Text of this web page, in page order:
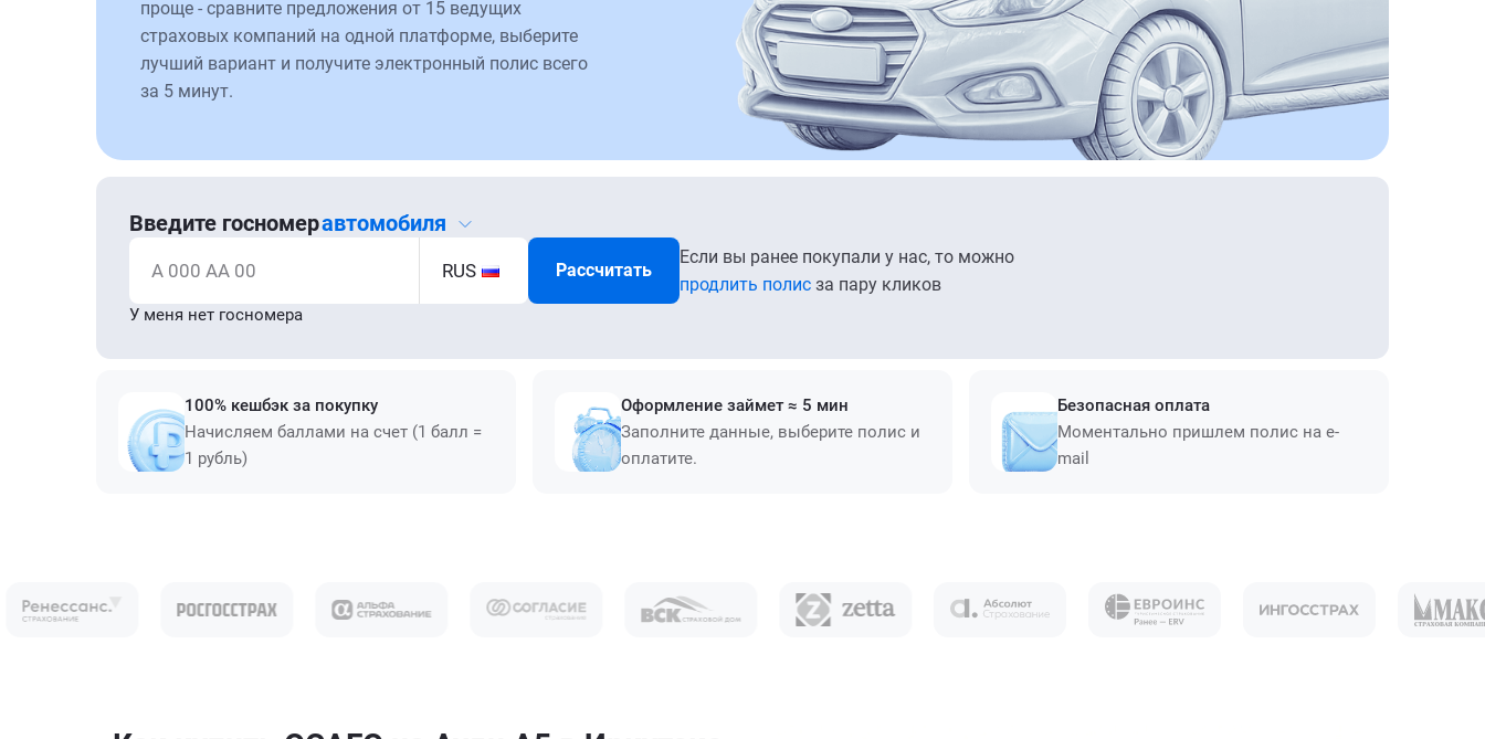
проще - сравните предложения от 15 ведущих
страховых компаний на одной платформе, выберите
лучший вариант и получите электронный полис всего
за 5 минут.
Введите госномеравтомобиля
А 000 АА 00 RUS Рассчитать
Если вы ранее покупали у нас, то можно
продлить полис за пару кликов
У меня нет госномера
100% кешбэк за покупку
Начисляем баллами на счет (1 балл =
1 рубль)
Оформление займет ≈ 5 мин
Заполните данные, выберите полис и
оплатите.
Безопасная оплата
Моментально пришлем полис на e-
mail